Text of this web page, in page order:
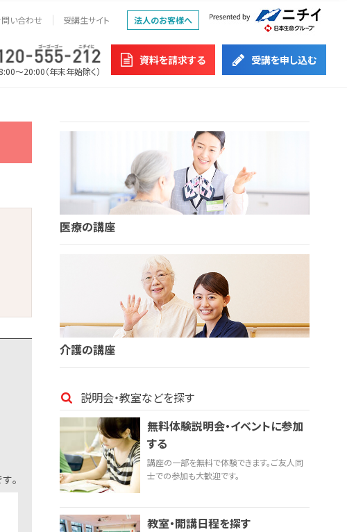
い合わせ 受講生サイト 法人のお客様へ
～20:00（年末年始除く）
資料を請求する 受講を申し込む
。
医療の講座
介護の講座
説明会・教室などを探す
無料体験説明会・イベントに参加
する
講座の一部を無料で体験できます。ご友人同
士での参加も大歓迎です。
教室・開講日程を探す